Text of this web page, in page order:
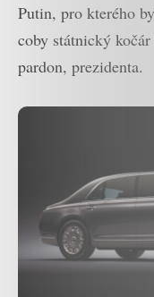
Putin, pro kterého
coby státnický
pardon, prezidenta.